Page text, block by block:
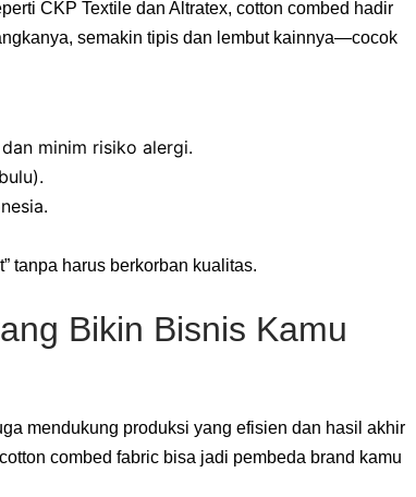
CKP Textile dan Altratex, cotton combed hadir
semakin tipis dan lembut kainnya—cocok
minim risiko alergi.
tanpa harus berkorban kualitas.
Bikin Bisnis Kamu
mendukung produksi yang efisien dan hasil akhir
combed fabric bisa jadi pembeda brand kamu